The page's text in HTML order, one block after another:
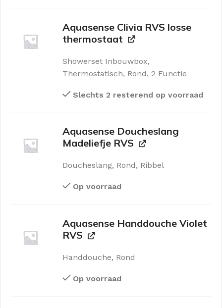
Aquasense Clivia RVS losse
thermostaat
Showerset Inbouwbox,
Thermostatisch, Rond, 2 Functie
Slechts 2 resterend op voorraad
Aquasense Doucheslang
Madeliefje RVS
Doucheslang, Rond, Ribbel
Op voorraad
Aquasense Handdouche Violet
RVS
Handdouche, Rond
Op voorraad